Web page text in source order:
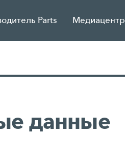
Parts Медиацентр
данные